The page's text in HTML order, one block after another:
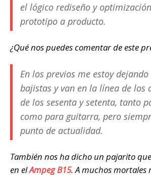
el lógico rediseño y
prototipo a producto.
¿Qué nos puedes comentar de este
En los previos me estoy
bajistas y van en la línea de los
de los sesenta y setenta, tanto
como para guitarra, pero
punto de actualidad.
También nos ha dicho un pajarito
en elAmpeg B15. A muchos mortales